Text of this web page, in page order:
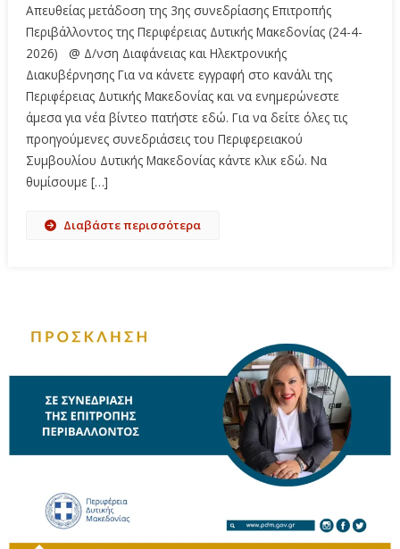
Απευθείας μετάδοση της 3ης συνεδρίασης Επιτροπής
Περιβάλλοντος της Περιφέρειας Δυτικής Μακεδονίας (24-4-
2026) @ Δ/νση Διαφάνειας και Ηλεκτρονικής
Διακυβέρνησης Για να κάνετε εγγραφή στο κανάλι της
Περιφέρειας Δυτικής Μακεδονίας και να ενημερώνεστε
άμεσα για νέα βίντεο πατήστε εδώ. Για να δείτε όλες τις
προηγούμενες συνεδριάσεις του Περιφερειακού
Συμβουλίου Δυτικής Μακεδονίας κάντε κλικ εδώ. Να
θυμίσουμε […]
Διαβάστε περισσότερα